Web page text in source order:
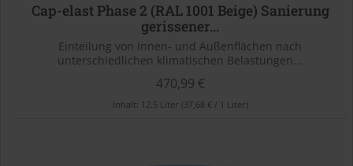
Cap-elast Phase 2 (RAL 1001 Beige) Sanierung
gerissener...
Einteilung von Innen- und Außenflächen nach
unterschiedlichen klimatischen Belastungen...
470,99 €
Inhalt: 12.5 Liter (37,68 € / 1 Liter)